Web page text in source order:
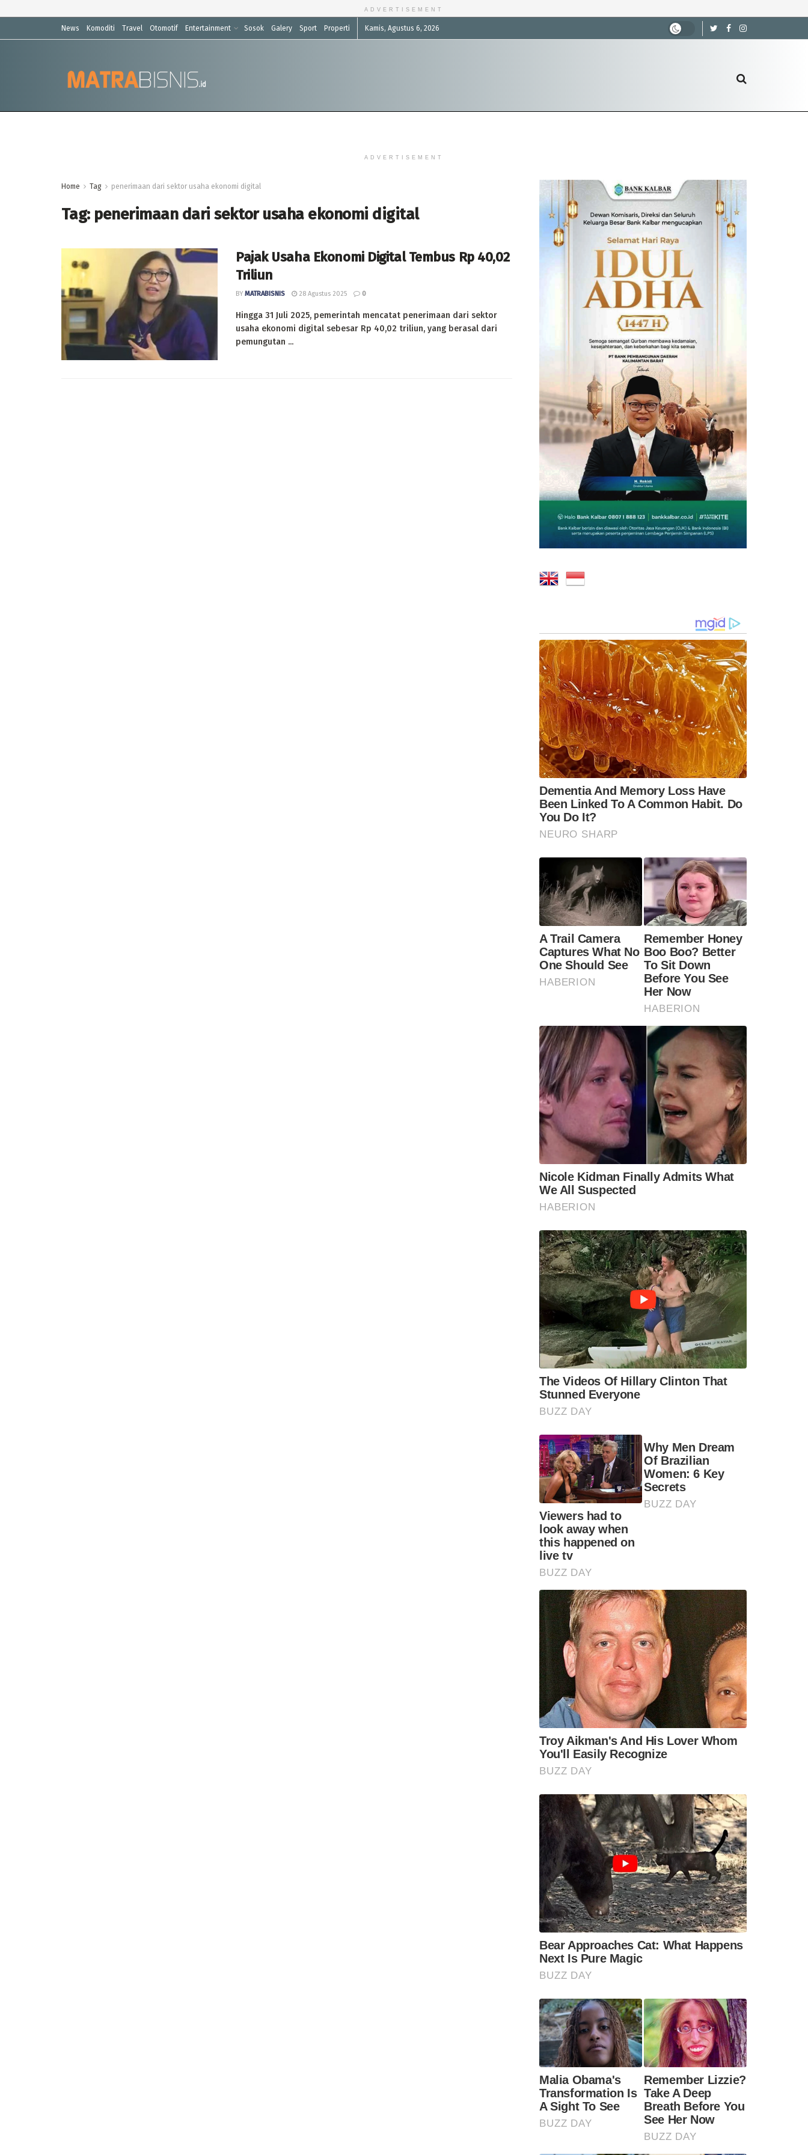
ADVERTISEMENT
News Komoditi Travel Otomotif Entertainment Sosok Galery Sport Properti Kamis, Agustus 6, 2026
ADVERTISEMENT
Home Tag penerimaan dari sektor usaha ekonomi digital
Tag: penerimaan dari sektor usaha ekonomi digital
Pajak Usaha Ekonomi Digital Tembus Rp 40,02
Triliun
BY MATRABISNIS 28 Agustus 2025 0
Hingga 31 Juli 2025, pemerintah mencatat penerimaan dari sektor
usaha ekonomi digital sebesar Rp 40,02 triliun, yang berasal dari
pemungutan ...